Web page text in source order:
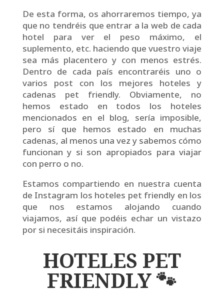
De esta forma, os ahorraremos tiempo, ya
que no tendréis que entrar a la web de cada
hotel para ver el peso máximo, el
suplemento, etc. haciendo que vuestro viaje
sea más placentero y con menos estrés.
Dentro de cada país encontraréis uno o
varios post con los mejores hoteles y
cadenas pet friendly. Obviamente, no
hemos estado en todos los hoteles
mencionados en el blog, sería imposible,
pero sí que hemos estado en muchas
cadenas, al menos una vez y sabemos cómo
funcionan y si son apropiados para viajar
con perro o no.
Estamos compartiendo en nuestra cuenta
de Instagram los hoteles pet friendly en los
que nos estamos alojando cuando
viajamos, así que podéis echar un vistazo
por si necesitáis inspiración.
HOTELES PET
FRIENDLY 🐾